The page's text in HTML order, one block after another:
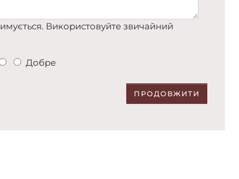
Використовуйте звичайний
Добре
ПРОДОВЖИТИ